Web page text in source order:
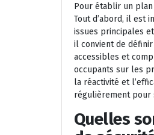
Pour établir un plan
Tout d’abord, il est
issues principales
il convient de
accessibles et
occupants sur les
la réactivité et
régulièrement pour
Quelles